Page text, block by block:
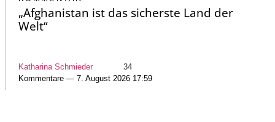
„Afghanistan ist das sicherste Land der
Welt“
Katharina Schmieder
34
Kommentare — 7. August 2026 17:59